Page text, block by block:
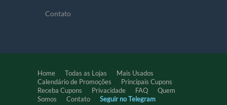
Contato
Home Todas as Lojas
Mais Usados
Calendário de Promoções
Principais Cupons
Receba Cupons
Privacidade FAQ
Quem
Somos
Contato Seguir no Telegram